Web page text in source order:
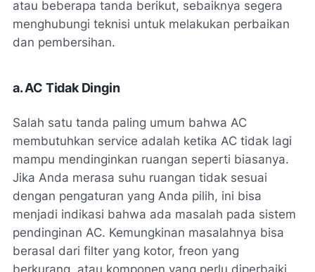
atau beberapa tanda berikut, sebaiknya segera
menghubungi teknisi untuk melakukan perbaikan
dan pembersihan.
a. AC Tidak Dingin
Salah satu tanda paling umum bahwa AC
membutuhkan service adalah ketika AC tidak lagi
mampu mendinginkan ruangan seperti biasanya.
Jika Anda merasa suhu ruangan tidak sesuai
dengan pengaturan yang Anda pilih, ini bisa
menjadi indikasi bahwa ada masalah pada sistem
pendinginan AC. Kemungkinan masalahnya bisa
berasal dari filter yang kotor, freon yang